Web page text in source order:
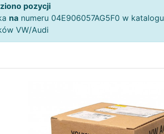
pozycji
na numeru 04E906057AG5F0 w katalogu
VW/Audi